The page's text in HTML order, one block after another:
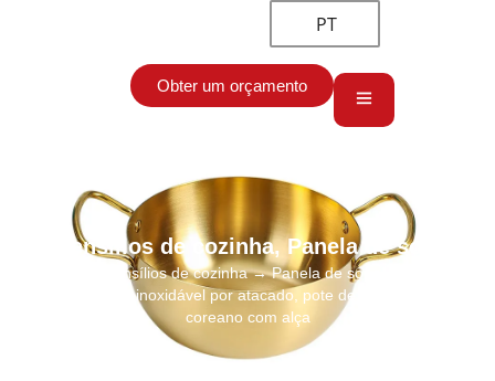
PT
Obter um orçamento
Utensílios de cozinha,Panela de sopa
Utensílios de cozinha→Panela de sopa
macarrão de aço inoxidável por atacado, pote de macarrão Ramen
coreano com alça